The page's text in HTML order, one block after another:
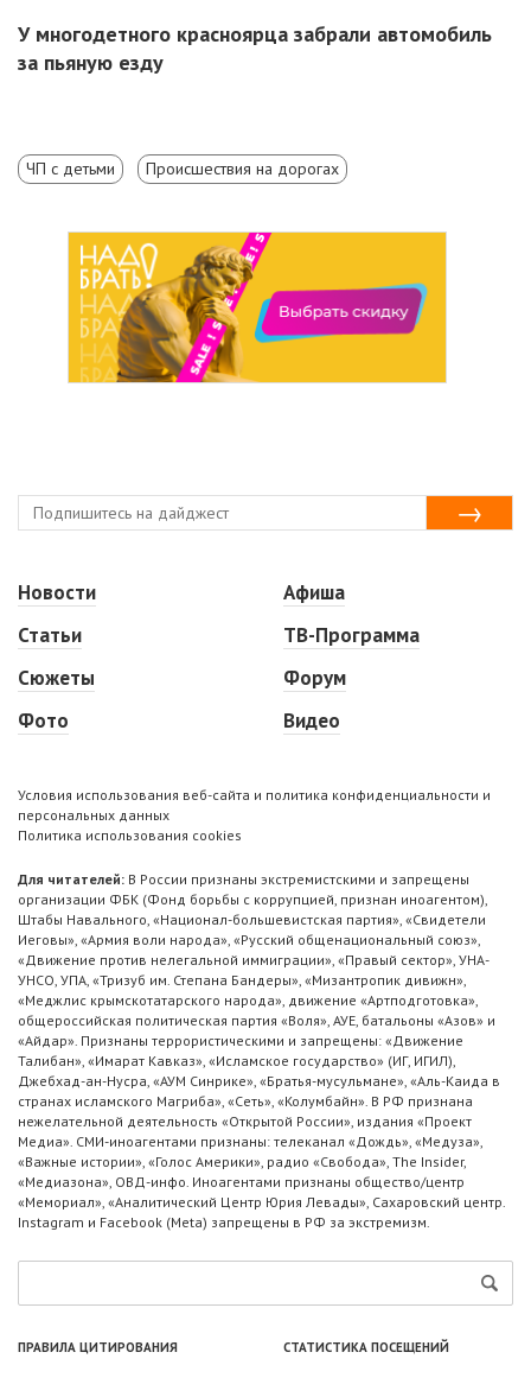
У многодетного красноярца забрали автомобиль
за пьяную езду
ЧП с детьми Происшествия на дорогах
Новости
Статьи
Сюжеты
Фото
Афиша
ТВ-Программа
Форум
Видео
Условия использования веб-сайта и политика конфиденциальности и
персональных данных
Политика использования cookies
Для читателей: В России признаны экстремистскими и запрещены
организации ФБК (Фонд борьбы с коррупцией, признан иноагентом),
Штабы Навального, «Национал-большевистская партия», «Свидетели
Иеговы», «Армия воли народа», «Русский общенациональный союз»,
«Движение против нелегальной иммиграции», «Правый сектор», УНА-
УНСО, УПА, «Тризуб им. Степана Бандеры», «Мизантропик дивижн»,
«Меджлис крымскотатарского народа», движение «Артподготовка»,
общероссийская политическая партия «Воля», АУЕ, батальоны «Азов» и
«Айдар». Признаны террористическими и запрещены: «Движение
Талибан», «Имарат Кавказ», «Исламское государство» (ИГ, ИГИЛ),
Джебхад-ан-Нусра, «АУМ Синрике», «Братья-мусульмане», «Аль-Каида в
странах исламского Магриба», «Сеть», «Колумбайн». В РФ признана
нежелательной деятельность «Открытой России», издания «Проект
Медиа». СМИ-иноагентами признаны: телеканал «Дождь», «Медуза»,
«Важные истории», «Голос Америки», радио «Свобода», The Insider,
«Медиазона», ОВД-инфо. Иноагентами признаны общество/центр
«Мемориал», «Аналитический Центр Юрия Левады», Сахаровский центр.
Instagram и Facebook (Metа) запрещены в РФ за экстремизм.
ПРАВИЛА ЦИТИРОВАНИЯ СТАТИСТИКА ПОСЕЩЕНИЙ